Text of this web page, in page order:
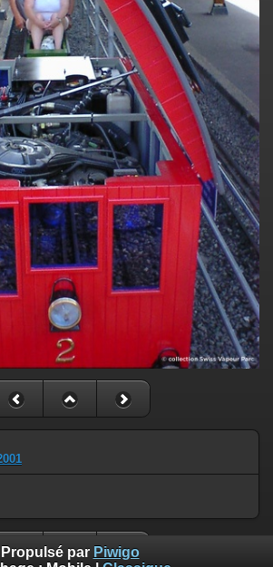
Propulsé par Piwigo